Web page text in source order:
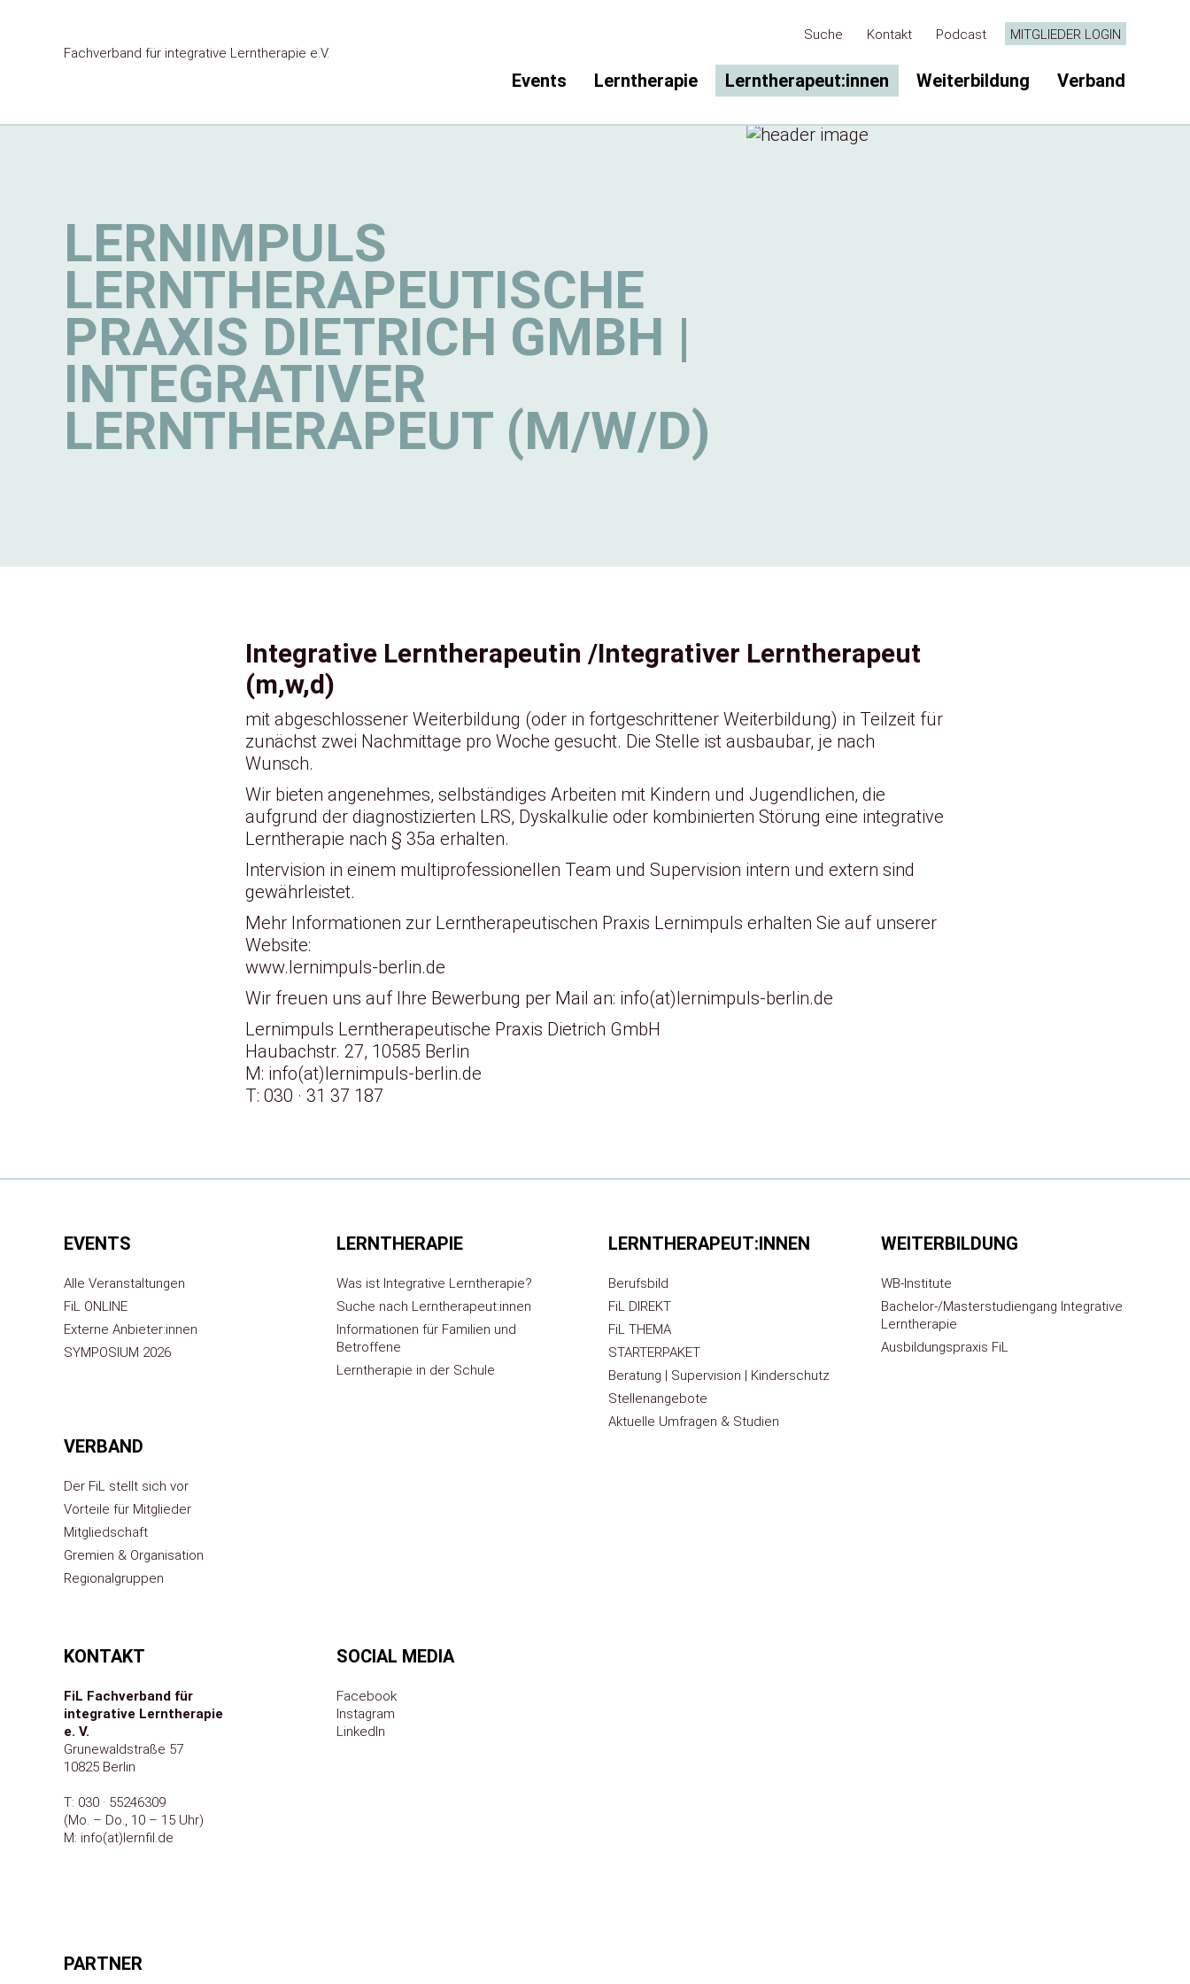
Fachverband für integrative Lerntherapie e.V.
Suche Kontakt Podcast MITGLIEDER LOGIN
Events Lerntherapie Lerntherapeut:innen Weiterbildung Verband
LERNIMPULS
LERNTHERAPEUTISCHE
PRAXIS DIETRICH GMBH |
INTEGRATIVER
LERNTHERAPEUT (M/W/D)
Integrative Lerntherapeutin /Integrativer Lerntherapeut
(m,w,d)
mit abgeschlossener Weiterbildung (oder in fortgeschrittener Weiterbildung) in Teilzeit für
zunächst zwei Nachmittage pro Woche gesucht. Die Stelle ist ausbaubar, je nach
Wunsch.
Wir bieten angenehmes, selbständiges Arbeiten mit Kindern und Jugendlichen, die
aufgrund der diagnostizierten LRS, Dyskalkulie oder kombinierten Störung eine integrative
Lerntherapie nach § 35a erhalten.
Intervision in einem multiprofessionellen Team und Supervision intern und extern sind
gewährleistet.
Mehr Informationen zur Lerntherapeutischen Praxis Lernimpuls erhalten Sie auf unserer
Website:
www.lernimpuls-berlin.de
Wir freuen uns auf Ihre Bewerbung per Mail an: info(at)lernimpuls-berlin.de
Lernimpuls Lerntherapeutische Praxis Dietrich GmbH
Haubachstr. 27, 10585 Berlin
M: info(at)lernimpuls-berlin.de
T: 030 · 31 37 187
EVENTS
Alle Veranstaltungen
FiL ONLINE
Externe Anbieter:innen
SYMPOSIUM 2026
LERNTHERAPIE
Was ist Integrative Lerntherapie?
Suche nach Lerntherapeut:innen
Informationen für Familien und
Betroffene
Lerntherapie in der Schule
LERNTHERAPEUT:INNEN
Berufsbild
FiL DIREKT
FiL THEMA
STARTERPAKET
Beratung | Supervision | Kinderschutz
Stellenangebote
Aktuelle Umfragen & Studien
WEITERBILDUNG
WB-Institute
Bachelor-/Masterstudiengang Integrative
Lerntherapie
Ausbildungspraxis FiL
VERBAND
Der FiL stellt sich vor
Vorteile für Mitglieder
Mitgliedschaft
Gremien & Organisation
Regionalgruppen
KONTAKT
FiL Fachverband für
integrative Lerntherapie
e. V.
Grunewaldstraße 57
10825 Berlin
T: 030 · 55246309
(Mo. – Do., 10 – 15 Uhr)
M: info(at)lernfil.de
SOCIAL MEDIA
Facebook
Instagram
LinkedIn
PARTNER